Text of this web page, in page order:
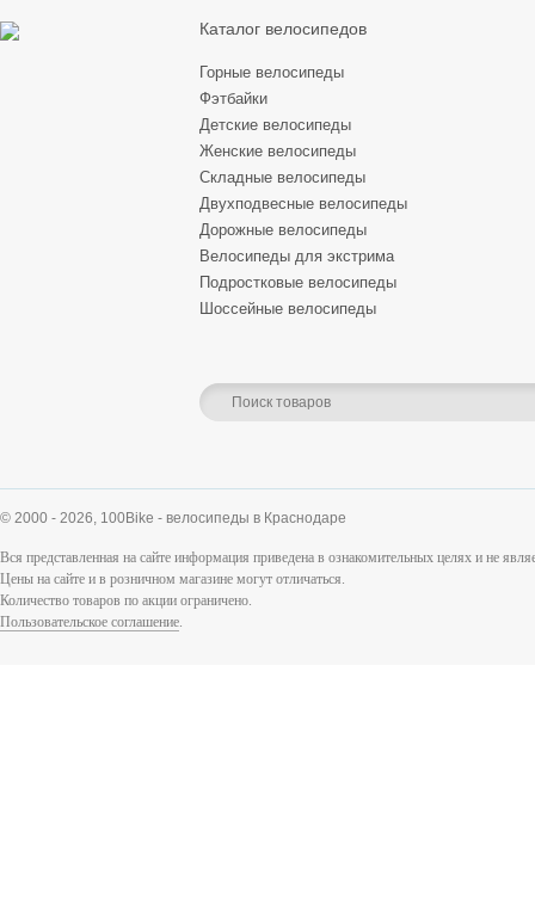
Каталог велосипедов
Горные велосипеды
Фэтбайки
Детские велосипеды
Женские велосипеды
Складные велосипеды
Двухподвесные велосипеды
Дорожные велосипеды
Велосипеды для экстрима
Подростковые велосипеды
Шоссейные велосипеды
© 2000 - 2026, 100Bike - велосипеды в Краснодаре
Вся представленная на сайте информация приведена в ознакомительных целях и не
Цены на сайте и в розничном магазине могут отличаться.
Количество товаров по акции ограничено.
Пользовательское соглашение.